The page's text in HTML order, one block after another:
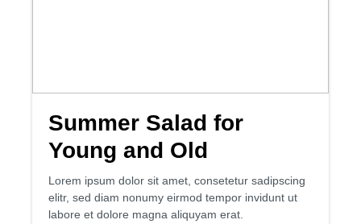
Summer Salad for
Young and Old
Lorem ipsum dolor sit amet, consetetur sadipscing
elitr, sed diam nonumy eirmod tempor invidunt ut
labore et dolore magna aliquyam erat.